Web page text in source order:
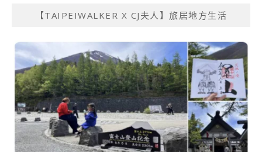
【TAIPEIWALKER X CJ夫人】旅居地方生活